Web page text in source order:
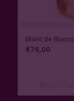
Blanc de Blancs
€76,00